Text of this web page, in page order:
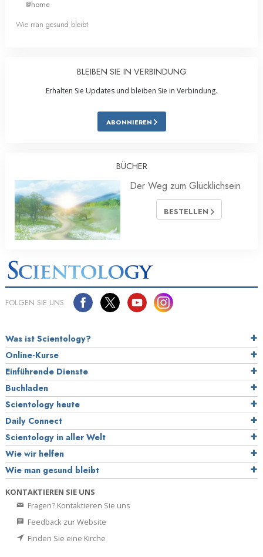
@home
Wie man gesund bleibt
BLEIBEN SIE IN VERBINDUNG
Erhalten Sie Updates und bleiben Sie in Verbindung.
ABONNIEREN
BÜCHER
Der Weg zum Glücklichsein
BESTELLEN
FOLGEN SIE UNS
Was ist Scientology?
Online-Kurse
Einführende Dienste
Buchladen
Scientology heute
Daily Connect
Scientology in aller Welt
Wie wir helfen
Wie man gesund bleibt
KONTAKTIEREN SIE UNS
Fragen? Kontaktieren Sie uns
Feedback zur Website
Finden Sie eine Kirche